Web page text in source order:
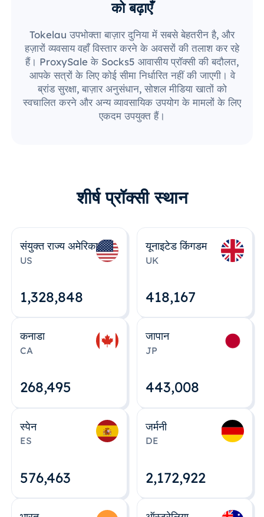
को बढ़ाएँ
Tokelau उपभोक्ता बाज़ार दुनिया में सबसे बेहतरीन है, और
हज़ारों व्यवसाय वहाँ विस्तार करने के अवसरों की तलाश कर रहे
हैं। ProxySale के Socks5 आवासीय प्रॉक्सी की बदौलत,
आपके सत्रों के लिए कोई सीमा निर्धारित नहीं की जाएगी। वे
ब्रांड सुरक्षा, बाज़ार अनुसंधान, सोशल मीडिया खातों को
स्वचालित करने और अन्य व्यावसायिक उपयोग के मामलों के लिए
एकदम उपयुक्त हैं।
शीर्ष प्रॉक्सी स्थान
संयुक्त राज्य अमेरिका
US
1,328,848
यूनाइटेड किंगडम
UK
418,167
कनाडा
CA
268,495
जापान
JP
443,008
स्पेन
ES
576,463
जर्मनी
DE
2,172,922